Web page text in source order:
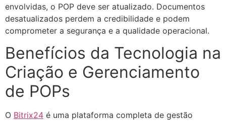
envolvidas, o POP deve ser atualizado. Documentos
desatualizados perdem a credibilidade e podem
comprometer a segurança e a qualidade operacional.
Benefícios da Tecnologia na
Criação e Gerenciamento
de POPs
O Bitrix24 é uma plataforma completa de gestão